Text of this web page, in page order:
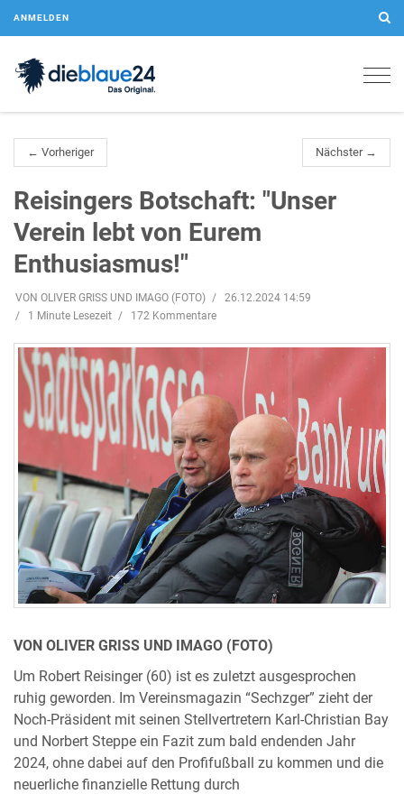
ANMELDEN
← Vorheriger Nächster →
Reisingers Botschaft: "Unser
Verein lebt von Eurem
Enthusiasmus!"
VON OLIVER GRISS UND IMAGO (FOTO)
26.12.2024 14:59
1 Minute Lesezeit
172 Kommentare
VON OLIVER GRISS UND IMAGO (FOTO)
Um Robert Reisinger (60) ist es zuletzt ausgesprochen
ruhig geworden. Im Vereinsmagazin “Sechzger” zieht der
Noch-Präsident mit seinen Stellvertretern Karl-Christian Bay
und Norbert Steppe ein Fazit zum bald endenden Jahr
2024, ohne dabei auf den Profifußball zu kommen und die
neuerliche finanzielle Rettung durch